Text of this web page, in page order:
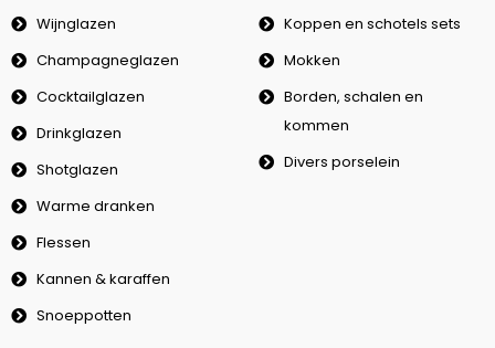
Wijnglazen
Champagneglazen
Cocktailglazen
Drinkglazen
Shotglazen
Warme dranken
Flessen
Kannen & karaffen
Snoeppotten
Koppen en schotels sets
Mokken
Borden, schalen en
kommen
Divers porselein